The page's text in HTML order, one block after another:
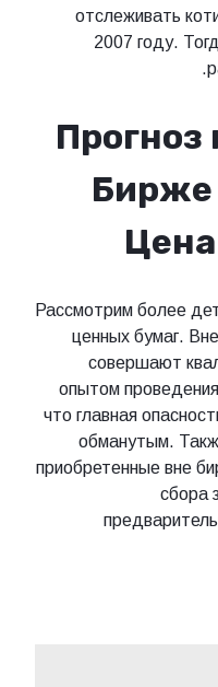
отслеживать
2007 году.
Прогноз
Рассмотрим более
ценных бумаг.
совершают
опытом
что главная
обманутым.
приобретенные вне
сбора